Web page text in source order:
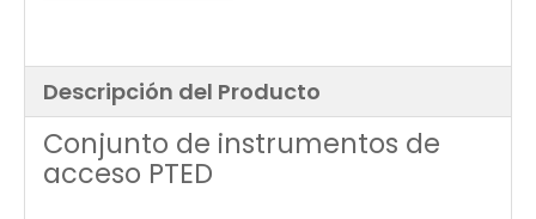
Descripción del Producto
Conjunto de instrumentos de
acceso PTED